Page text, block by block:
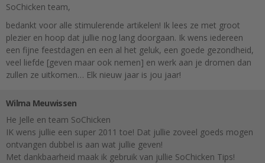
SoChicken team,
bedankt voor alle stimulerende artikelen! Ik lees ze met groot
plezier en hoop dat jullie nog lang doorgaan. Ik wens iedereen
een fijne feestdagen en een al het geluk, een goede gezondheid,
veel liefde [geven maar ook nemen] en werk aan je dromen dan
zullen ze uitkomen… Elk nieuw jaar is jou jaar!
Wilma Meuwissen
He Jelle en team SoChicken
IK wens jullie een super 2011 toe! Dat jullie zoveel goeds mogen
ontvangen dubbel is aan wat jullie geven!
Met dankbaarheid maak ik gebruik van jullie SoChicken Tips!